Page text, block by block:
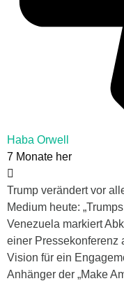
Haba Orwell
7 Monate her
Trump verändert vor
Medium heute:
Venezuela markiert
einer Pressekonferenz
Vision für ein
Anhänger der „Make